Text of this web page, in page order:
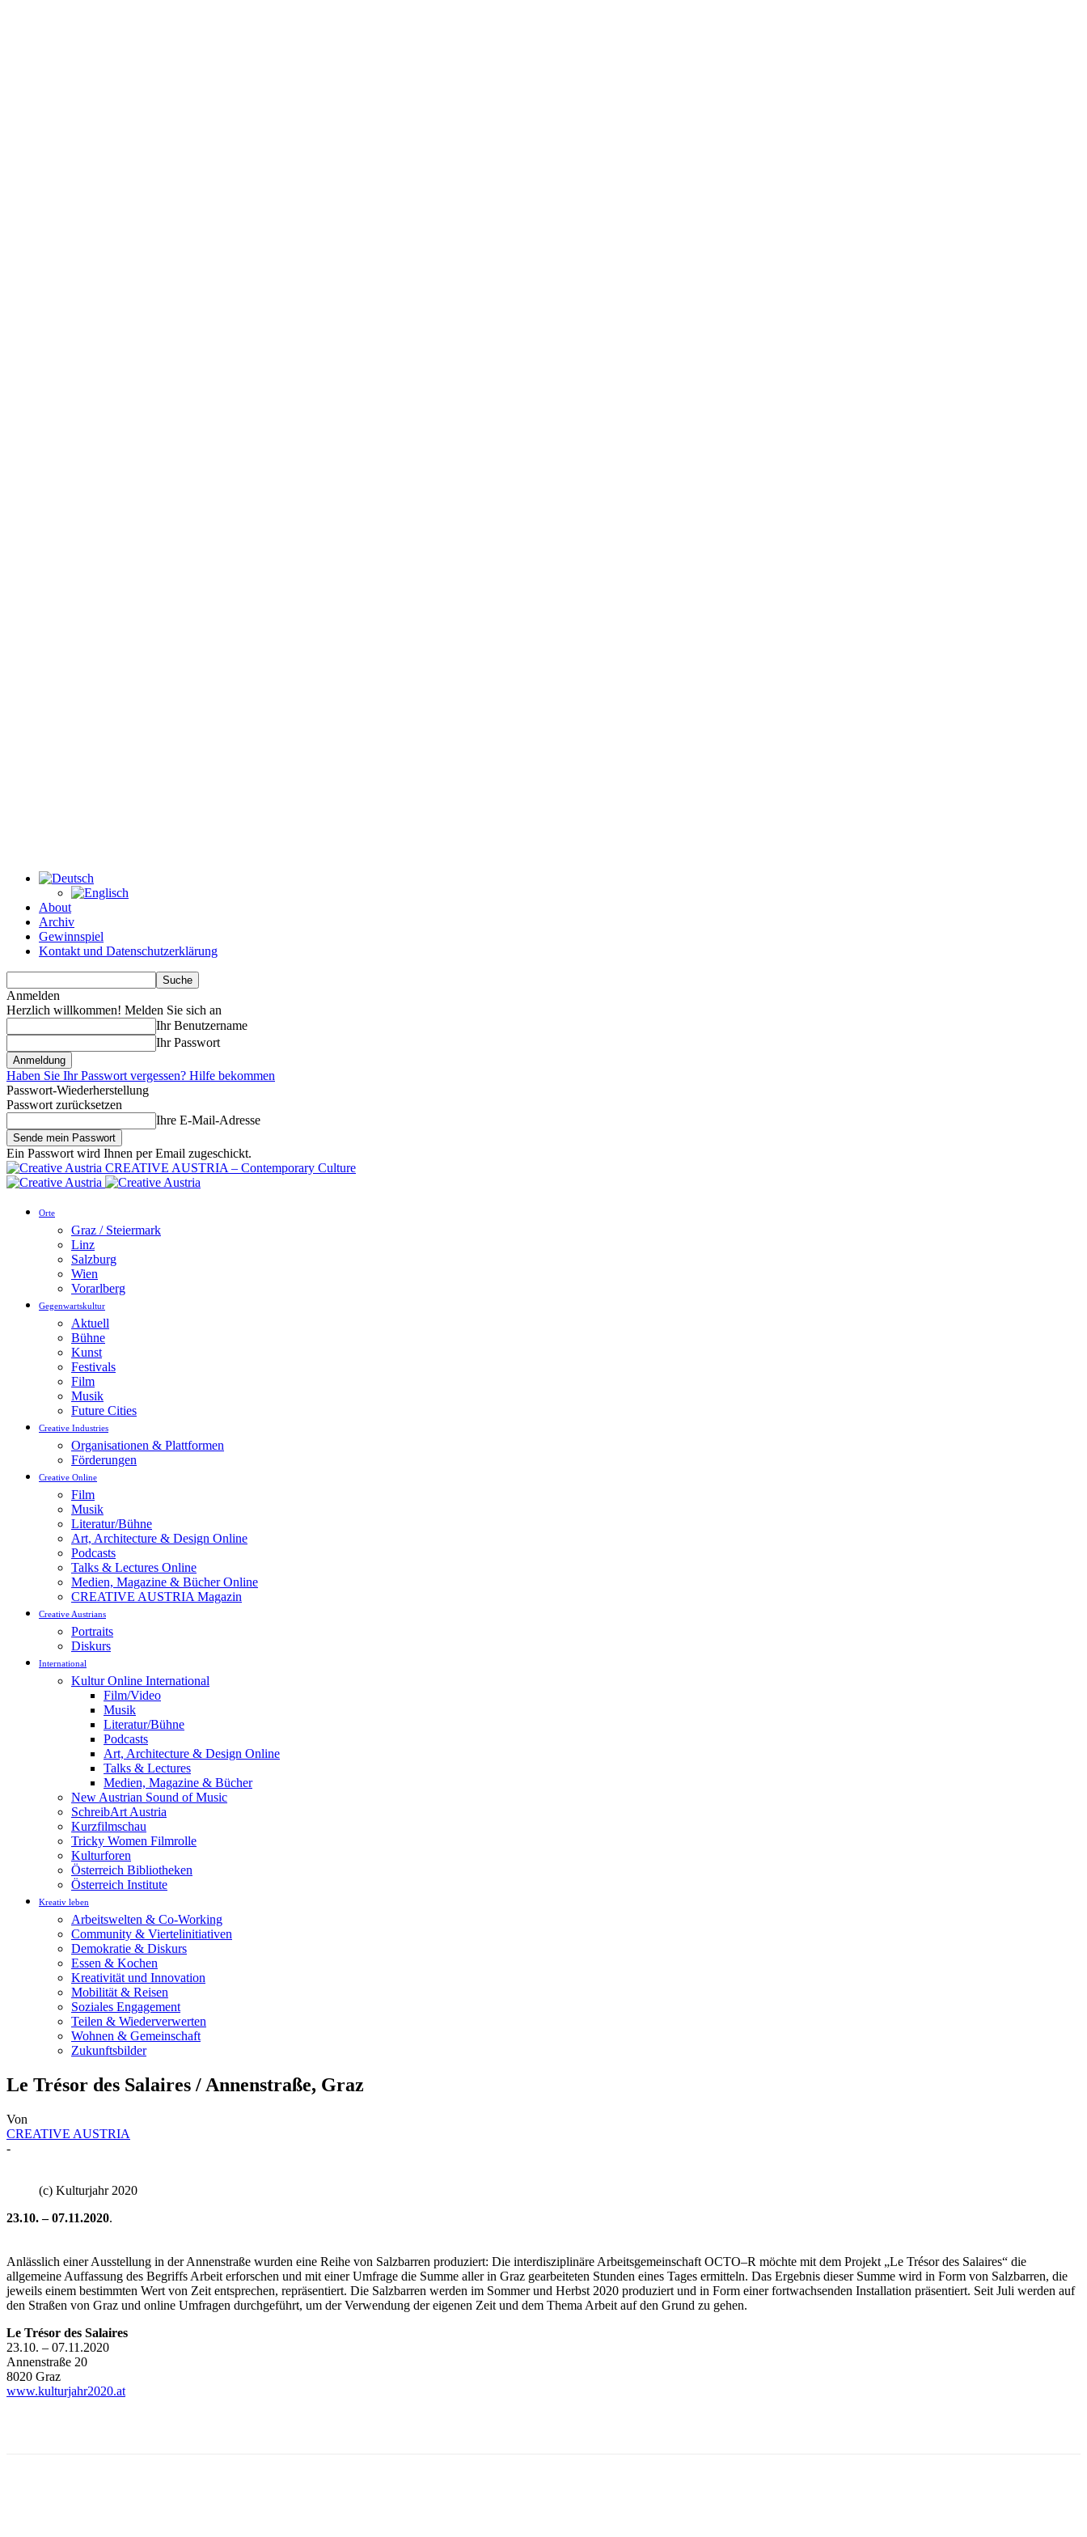
About
Archiv
Gewinnspiel
Kontakt und Datenschutzerklärung
Anmelden
Herzlich willkommen! Melden Sie sich an
Ihr Benutzername
Ihr Passwort
Haben Sie Ihr Passwort vergessen? Hilfe bekommen
Passwort-Wiederherstellung
Passwort zurücksetzen
Ihre E-Mail-Adresse
Ein Passwort wird Ihnen per Email zugeschickt.
CREATIVE AUSTRIA – Contemporary Culture
Orte
Graz / Steiermark
Linz
Salzburg
Wien
Vorarlberg
Gegenwartskultur
Aktuell
Bühne
Kunst
Festivals
Film
Musik
Future Cities
Creative Industries
Organisationen & Plattformen
Förderungen
Creative Online
Film
Musik
Literatur/Bühne
Art, Architecture & Design Online
Podcasts
Talks & Lectures Online
Medien, Magazine & Bücher Online
CREATIVE AUSTRIA Magazin
Creative Austrians
Portraits
Diskurs
International
Kultur Online International
Film/Video
Musik
Literatur/Bühne
Podcasts
Art, Architecture & Design Online
Talks & Lectures
Medien, Magazine & Bücher
New Austrian Sound of Music
SchreibArt Austria
Kurzfilmschau
Tricky Women Filmrolle
Kulturforen
Österreich Bibliotheken
Österreich Institute
Kreativ leben
Arbeitswelten & Co-Working
Community & Viertelinitiativen
Demokratie & Diskurs
Essen & Kochen
Kreativität und Innovation
Mobilität & Reisen
Soziales Engagement
Teilen & Wiederverwerten
Wohnen & Gemeinschaft
Zukunftsbilder
Le Trésor des Salaires / Annenstraße, Graz
Von
CREATIVE AUSTRIA
-
(c) Kulturjahr 2020
23.10. – 07.11.2020.
Anlässlich einer Ausstellung in der Annenstraße wurden eine Reihe von Salzbarren produziert: Die interdisziplinäre Arbeitsgemeinschaft OCTO–R möchte mit dem Projekt „Le Trésor des Salaires“ die
allgemeine Auffassung des Begriffs Arbeit erforschen und mit einer Umfrage die Summe aller in Graz gearbeiteten Stunden eines Tages ermitteln. Das Ergebnis dieser Summe wird in Form von Salzbarren, die
jeweils einem bestimmten Wert von Zeit entsprechen, repräsentiert. Die Salzbarren werden im Sommer und Herbst 2020 produziert und in Form einer fortwachsenden Installation präsentiert. Seit Juli werden auf
den Straßen von Graz und online Umfragen durchgeführt, um der Verwendung der eigenen Zeit und dem Thema Arbeit auf den Grund zu gehen.
Le Trésor des Salaires
23.10. – 07.11.2020
Annenstraße 20
8020 Graz
www.kulturjahr2020.at